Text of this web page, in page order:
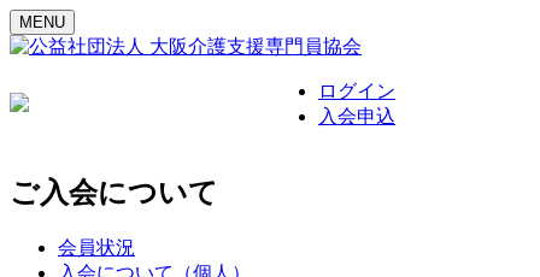
MENU
ログイン
入会申込
ご入会について
会員状況
入会について（個人）